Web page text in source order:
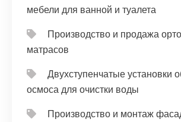
мебели для ванной и туалета
Производство и продажа
матрасов
Двухступенчатые установки
осмоса для очистки воды
Производство и монтаж